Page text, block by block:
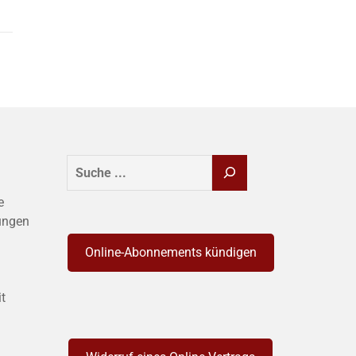
SUCHEN
Online-Abonnements kündigen